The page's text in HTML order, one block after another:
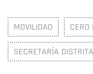
MOVILIDAD CERO
SECRETARÍA